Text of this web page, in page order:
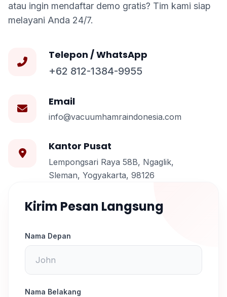
atau ingin mendaftar demo gratis? Tim kami siap
melayani Anda 24/7.
Telepon / WhatsApp
+62 812-1384-9955
Email
info@vacuumhamraindonesia.com
Kantor Pusat
Lempongsari Raya 58B, Ngaglik,
Sleman, Yogyakarta, 98126
Kirim Pesan Langsung
Nama Depan
Nama Belakang